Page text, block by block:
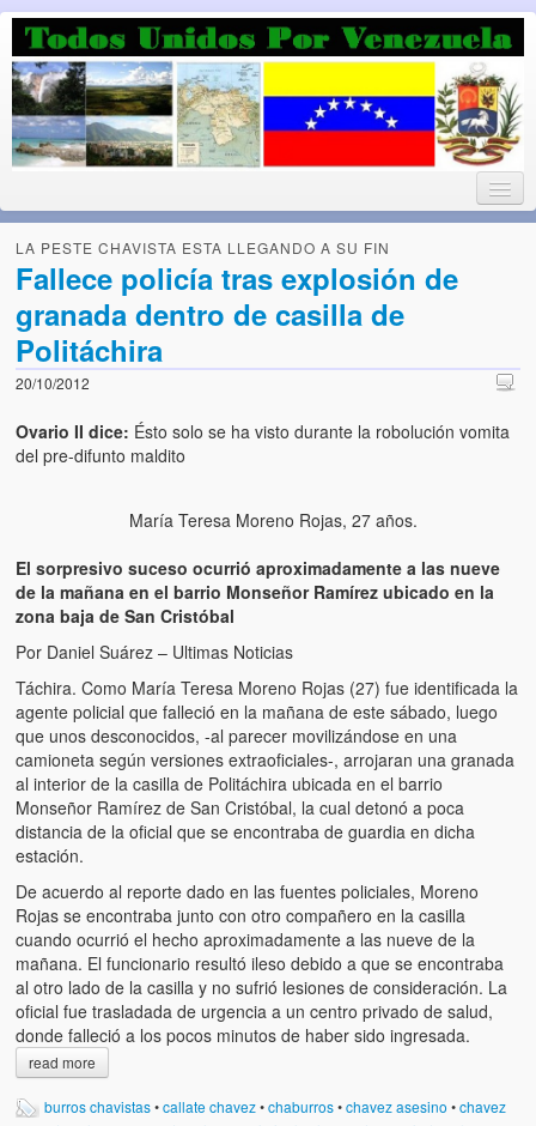
Luchando por la Democracia
Fuera el chavismo, la peor peste que le ha caido a esta tierra
Home
¡Bienvenido!
Todos Unidos por Venezuela te da la bienvenida a éste nuestro
Blog. (Todos Unidos por Venezuela welcomes you to our Blog)
El Tipo y los Rojos en Los Teques (The Jerk and the Reds in
Teques)
Hablé con Chavistas (I spoke with chavistas)
La burla del Chavez “tan amante de los niños” (The mockery of
Chavez “such a children lover”)
Los niños de las calles de Venezuela (Children of the streets of
Venezuela)
Luis y El Mono… en armas (Luis and El Mono… armed)
Puente Llaguno, Miraflores… ¿y Lina?
Radio Emisoras y canales de televisión clausurados por el
de Chávez hasta el 2009
Victimas del 11 de abril de 2002
Víctimas del régimen dictatorial de Chávez desde que tomó el
poder hasta el 31 de diciembre de 2009
LA PESTE CHAVISTA ESTA LLEGANDO A SU FIN
Fallece policía tras explosión de
granada dentro de casilla de
Politáchira
20/10/2012
Ovario II dice: Ésto solo se ha visto durante la robolución vomita
del pre-difunto maldito
María Teresa Moreno Rojas, 27 años.
El sorpresivo suceso ocurrió aproximadamente a las nueve
de la mañana en el barrio Monseñor Ramírez ubicado en la
zona baja de San Cristóbal
Por Daniel Suárez – Ultimas Noticias
Táchira. Como María Teresa Moreno Rojas (27) fue identificada la
agente policial que falleció en la mañana de este sábado, luego
que unos desconocidos, -al parecer movilizándose en una
camioneta según versiones extraoficiales-, arrojaran una granada
al interior de la casilla de Politáchira ubicada en el barrio
Monseñor Ramírez de San Cristóbal, la cual detonó a poca
distancia de la oficial que se encontraba de guardia en dicha
estación.
De acuerdo al reporte dado en las fuentes policiales, Moreno
Rojas se encontraba junto con otro compañero en la casilla
cuando ocurrió el hecho aproximadamente a las nueve de la
mañana. El funcionario resultó ileso debido a que se encontraba
al otro lado de la casilla y no sufrió lesiones de consideración. La
oficial fue trasladada de urgencia a un centro privado de salud,
donde falleció a los pocos minutos de haber sido ingresada.
read more
burros chavistas•callate chavez•chaburros•chavez asesino •chavez